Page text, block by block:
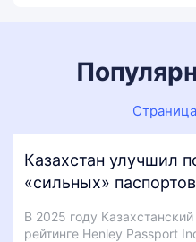
Казахстан улучшил
«сильных» паспортов
В 2025 году
рейтинге Henley Passport